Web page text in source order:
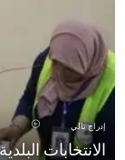
إدراج تالي